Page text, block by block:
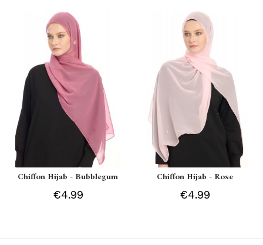
Chiffon Hijab - Bubblegum
€4.99
Chiffon Hijab - Rose
€4.99